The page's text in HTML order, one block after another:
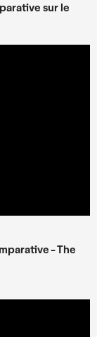
sur le
- The